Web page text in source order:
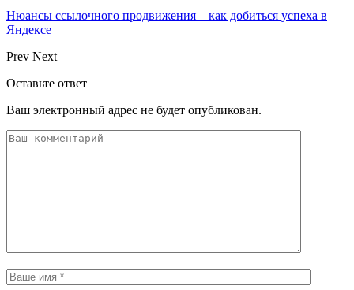
Нюансы ссылочного продвижения – как добиться успеха в
Яндексе
Prev Next
Оставьте ответ
Ваш электронный адрес не будет опубликован.